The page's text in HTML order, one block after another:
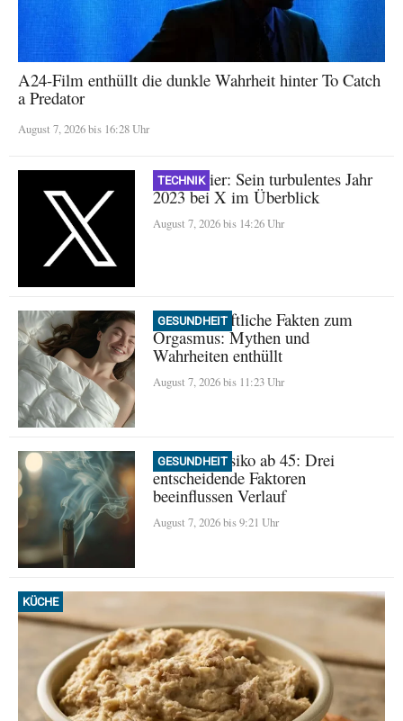
A24-Film enthüllt die dunkle Wahrheit hinter To Catch
a Predator
August 7, 2026 bis 16:28 Uhr
TECHNIK
Nikita Bier: Sein turbulentes Jahr
2023 bei X im Überblick
August 7, 2026 bis 14:26 Uhr
GESUNDHEIT
Wissenschaftliche Fakten zum
Orgasmus: Mythen und
Wahrheiten enthüllt
August 7, 2026 bis 11:23 Uhr
GESUNDHEIT
Demenz-Risiko ab 45: Drei
entscheidende Faktoren
beeinflussen Verlauf
August 7, 2026 bis 9:21 Uhr
KÜCHE